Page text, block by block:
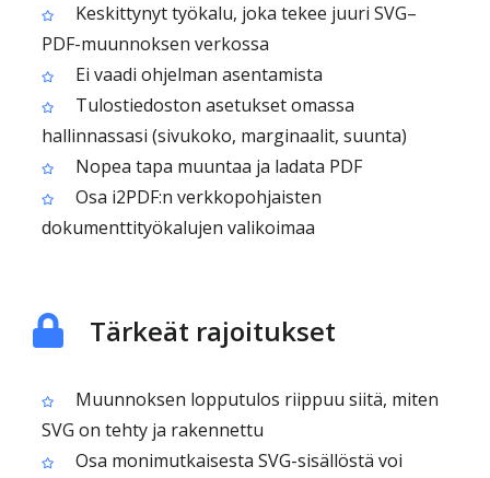
Keskittynyt työkalu, joka tekee juuri SVG–
PDF-muunnoksen verkossa
Ei vaadi ohjelman asentamista
Tulostiedoston asetukset omassa
hallinnassasi (sivukoko, marginaalit, suunta)
Nopea tapa muuntaa ja ladata PDF
Osa i2PDF:n verkkopohjaisten
dokumenttityökalujen valikoimaa
Tärkeät rajoitukset
Muunnoksen lopputulos riippuu siitä, miten
SVG on tehty ja rakennettu
Osa monimutkaisesta SVG-sisällöstä voi